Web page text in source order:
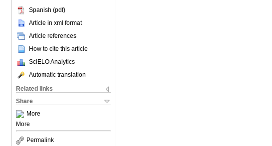
Spanish (pdf)
Article in xml format
Article references
How to cite this article
SciELO Analytics
Automatic translation
Related links
Share
More
More
Permalink